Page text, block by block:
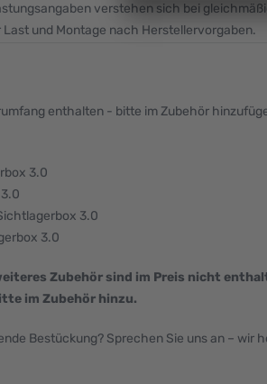
verstehen sich bei
und Montage nach Herstellervorgaben.
enthalten - bitte im Zubehör
3.0
3.0
3.0
Zubehör sind im Preis nicht
im Zubehör hinzu.
Bestückung? Sprechen Sie uns an – wir